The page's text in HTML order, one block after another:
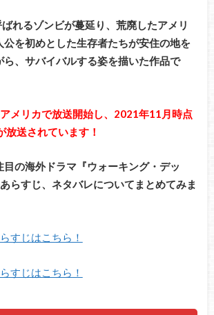
ばれるゾンビが蔓延り、荒廃したアメリ
公を初めとした生存者たちが安住の地を
ら、サバイバルする姿を描いた作品で
メリカで放送開始し、2021年11月時点
送されています！
の海外ドラマ『ウォーキング・デッ
らすじ、ネタバレについてまとめてみま
すじはこちら！
すじはこちら！